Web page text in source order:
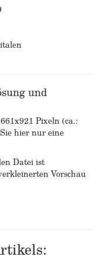
und
Pixeln (ca.:
hier nur eine
Datei ist
Vorschau